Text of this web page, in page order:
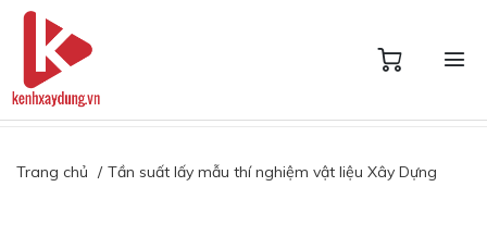
Trang chủ Tần suất lấy mẫu thí nghiệm vật liệu Xây Dựng